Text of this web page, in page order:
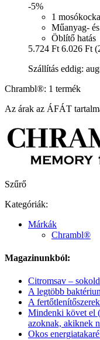
-5%
1
Műanyag-
Öblítő hatás
5.724 Ft 6.026 Ft
Szállítás eddig:
Chrambl®: 1 termék
Az árak az ÁFÁT
Szűrő
Kategóriák:
Márkák
Chrambl®
Magazinunkból:
Citromsav –
A legtöbb
A
Mindenki követ el
azoknak, akiknek
Okos